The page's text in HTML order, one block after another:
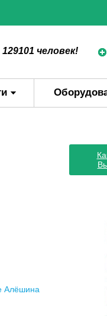
129101 человек!
Алёшина